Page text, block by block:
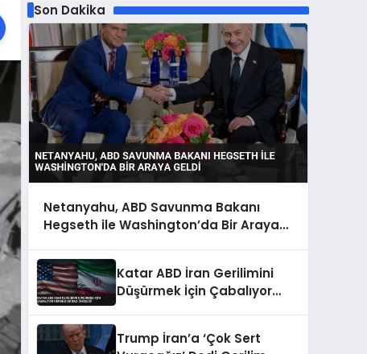
Son Dakika
Netanyahu, ABD Savunma Bakanı
Hegseth ile Washington’da Bir Araya
Katar ABD İran Gerilimini
Düşürmek İçin Çabalıyor
Trump İran’a ‘Çok Sert